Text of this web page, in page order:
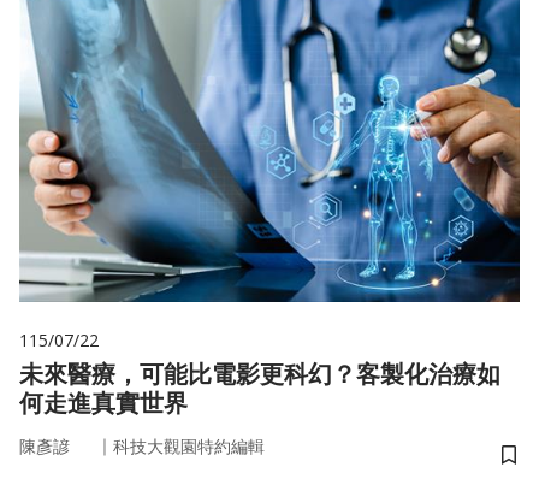
115/07/22
未來醫療，可能比電影更科幻？客製化治療如
何走進真實世界
陳彥諺 ｜ 科技大觀園特約編輯
儲